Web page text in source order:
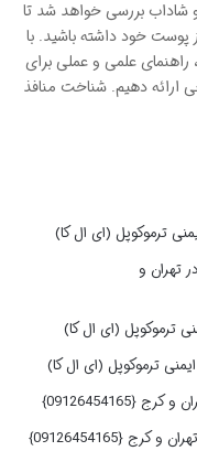
شاداب بررسی خواهد شد تا
پوست خود داشته باشید. با
راهنمای علمی و عملی برای
دهیم. شناخت منافذ
ترموکوپل (ای ال کا)
تهران و
ترموکوپل (ای ال کا)
ترموکوپل (ای ال کا)
{09126454165}